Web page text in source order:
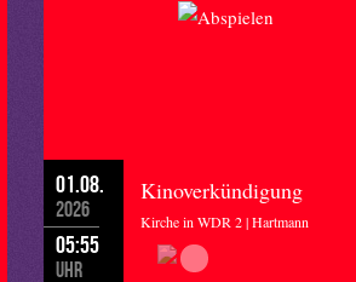
01.08.
2026
05:55
Uhr
Kinoverkündigung
Kirche in WDR 2 | Hartmann